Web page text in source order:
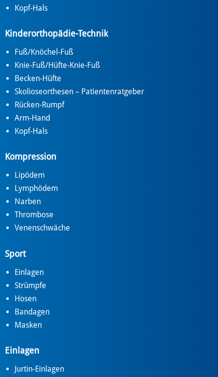
Kopf-Hals
Kinderorthopädie-Technik
Fuß/Knöchel-Fuß
Knie-Fuß/Hüfte-Knie-Fuß
Becken-Hüfte
Skolioseorthesen – Patientenratgeber
Rücken-Rumpf
Arm-Hand
Kopf-Hals
Kompression
Lipödem
Lymphödem
Narben
Thrombose
Venenschwäche
Sport
Einlagen
Strümpfe
Hosen
Bandagen
Masken
Einlagen
Jurtin-Einlagen